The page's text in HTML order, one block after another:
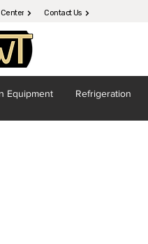
Contact Us
Equipment Refrigeration